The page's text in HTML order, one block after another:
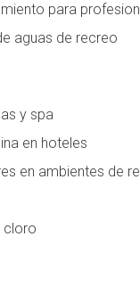
para
aguas de recreo
y spa
en hoteles
en ambientes de
cloro